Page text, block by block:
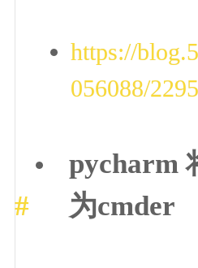
https://
056088/
pycharm
为cmder